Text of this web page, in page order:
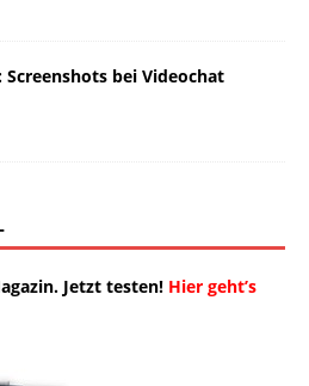
Screenshots bei Videochat
Jetzt testen! Hier geht’s